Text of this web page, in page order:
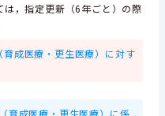
，指定更新（6年ごと）の際
成医療・更生医療）に対す
成医療・更生医療）に係